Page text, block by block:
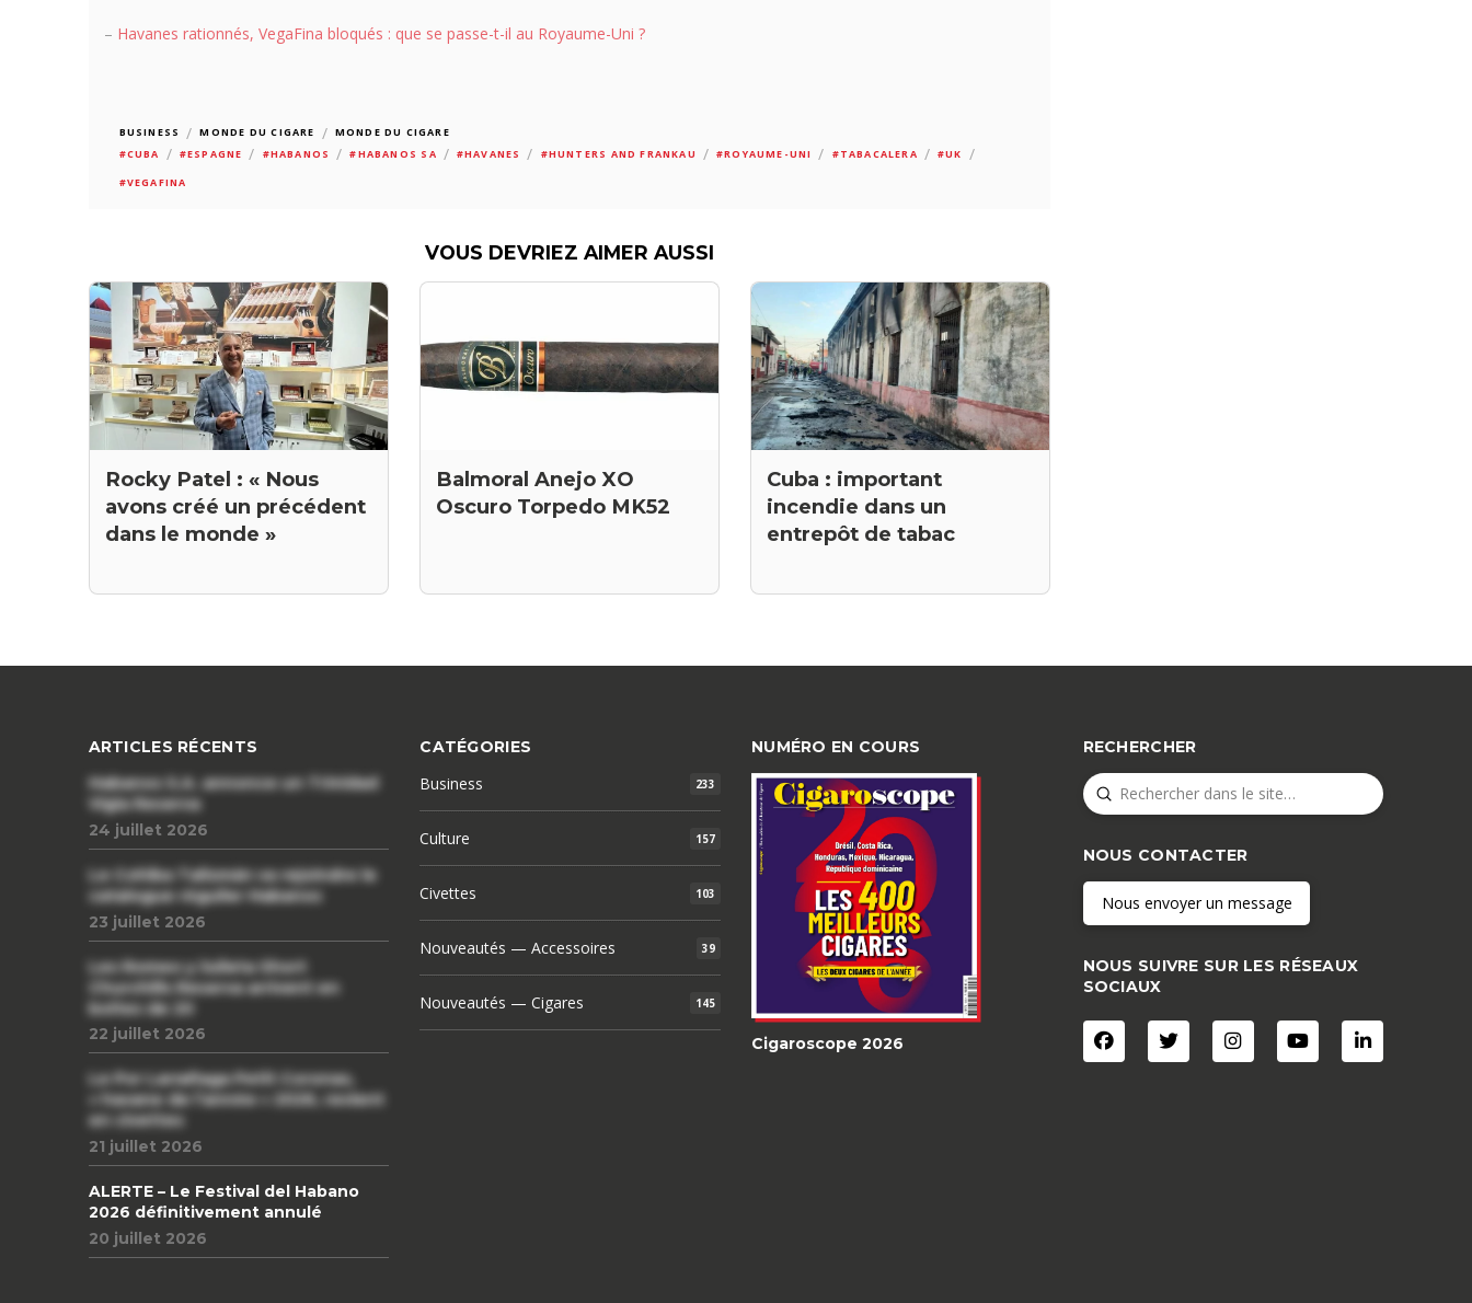
– Havanes rationnés, VegaFina bloqués : que se passe-t-il au Royaume-Uni ?
BUSINESS / MONDE DU CIGARE / MONDE DU CIGARE
#CUBA
/ #ESPAGNE / #HABANOS / #HABANOS SA / #HAVANES / #HUNTERS AND FRANKAU / #ROYAUME-UNI / #TABACALERA / #UK /
#VEGAFINA
VOUS DEVRIEZ AIMER AUSSI
Rocky Patel : « Nous
avons créé un précédent
dans le monde »
Balmoral Anejo XO
Oscuro Torpedo MK52
Cuba : important
incendie dans un
entrepôt de tabac
ARTICLES RÉCENTS
Habanos S.A. annonce un Trinidad
Vigia Reserva
24 juillet 2026
Le Cohiba Talismán va rejoindre le
catalogue régulier Habanos
23 juillet 2026
Les Romeo y Julieta Short
Churchills Reserva arrivent en
boîtes de 20
22 juillet 2026
Le Por Larrañaga Petit Coronas,
« havane de l’année » 2026, revient
en civettes
21 juillet 2026
ALERTE – Le Festival del Habano
2026 définitivement annulé
20 juillet 2026
CATÉGORIES
Business 233
Culture 157
Civettes 103
Nouveautés — Accessoires 39
Nouveautés — Cigares 145
NUMÉRO EN COURS
Cigaroscope 2026
RECHERCHER
Search
Submit
NOUS CONTACTER
Nous envoyer un message
NOUS SUIVRE SUR LES RÉSEAUX
SOCIAUX